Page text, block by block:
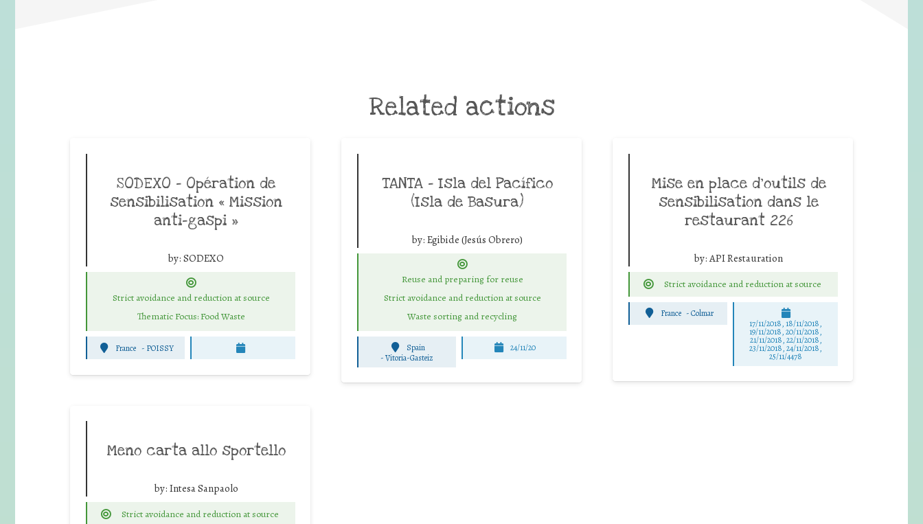
Related actions
SODEXO – Opération de
sensibilisation « Mission
anti-gaspi »
by: SODEXO
Strict avoidance and reduction at source
Thematic Focus: Food Waste
France - POISSY
TANTA – Isla del Pacífico
(Isla de Basura)
by: Egibide (Jesús Obrero)
Reuse and preparing for reuse
Strict avoidance and reduction at source
Waste sorting and recycling
Spain
-Vitoria-Gasteiz
24/11/20
Mise en place d’outils de
sensibilisation dans le
restaurant 226
by:API Restauration
Strict avoidance and reduction at source
France -Colmar
17/11/2018, 18/11/2018,
19/11/2018, 20/11/2018,
21/11/2018, 22/11/2018,
23/11/2018, 24/11/2018,
25/11/4478
Meno carta allo sportello
by: Intesa Sanpaolo
Strict avoidance and reduction at source